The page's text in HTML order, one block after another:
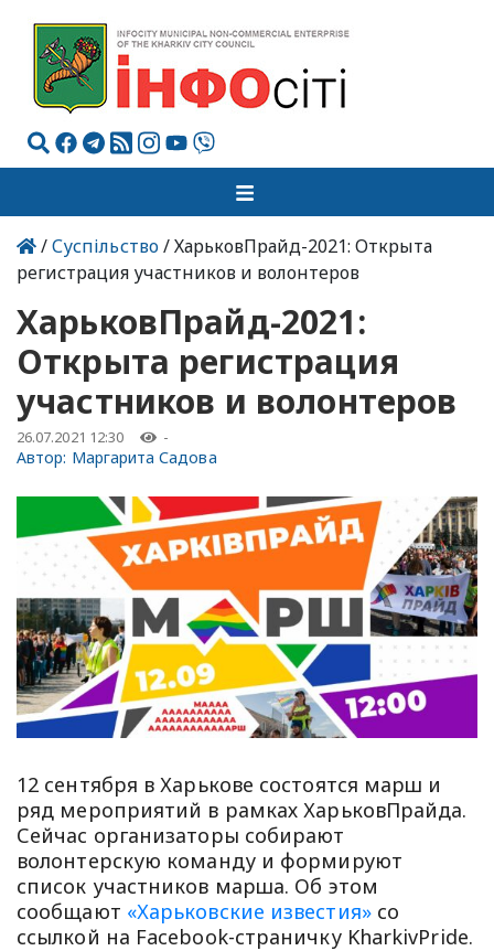
/Суспільство/ ХарьковПрайд-2021: Открыта
регистрация участников и волонтеров
ХарьковПрайд-2021:
Открыта регистрация
участников и волонтеров
26.07.2021 12:30 -
Автор: Маргарита Садова
12 сентября в Харькове состоятся марш и
ряд мероприятий в рамках ХарьковПрайда.
Сейчас организаторы собирают
волонтерскую команду и формируют
список участников марша. Об этом
сообщают «Харьковские известия»со
ссылкой на Facebook-страничку KharkivPride.